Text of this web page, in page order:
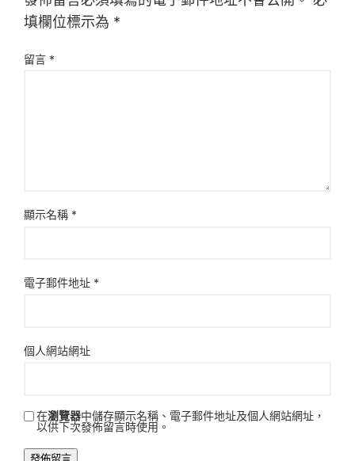
填欄位標示為 *
留言 *
顯示名稱 *
電子郵件地址 *
個人網站網址
在瀏覽器中儲存顯示名稱、電子郵件地址及個人網站網址，
以供下次發佈留言時使用。